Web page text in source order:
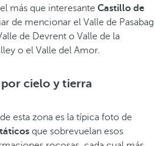
más que interesante Castillo de
de mencionar el Valle de Pasabag
de Devrent o Valle de la
o el Valle del Amor.
por cielo y tierra
esta zona es la típica foto de
que sobrevuelan esos